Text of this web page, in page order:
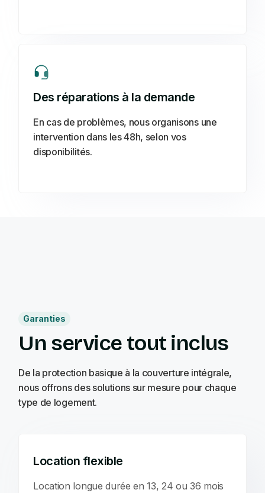
Des réparations à la demande
En cas de problèmes, nous organisons une
intervention dans les 48h, selon vos
disponibilités.
Garanties
Un service tout inclus
De la protection basique à la couverture intégrale,
nous offrons des solutions sur mesure pour chaque
type de logement.
Location flexible
Location longue durée en 13, 24 ou 36 mois